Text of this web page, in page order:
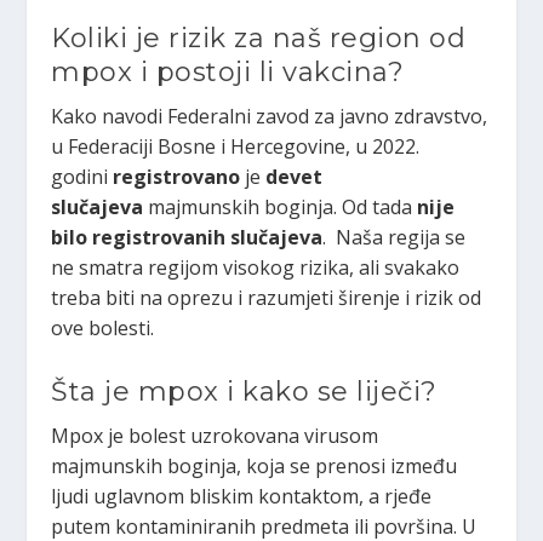
Koliki je rizik za naš region od
mpox i postoji li vakcina?
Kako navodi Federalni zavod za javno zdravstvo,
u Federaciji Bosne i Hercegovine, u 2022.
godini registrovano je devet
slučajeva majmunskih boginja. Od tada nije
bilo registrovanih slučajeva. Naša regija se
ne smatra regijom visokog rizika, ali svakako
treba biti na oprezu i razumjeti širenje i rizik od
ove bolesti.
Šta je mpox i kako se liječi?
Mpox je bolest uzrokovana virusom
majmunskih boginja, koja se prenosi između
ljudi uglavnom bliskim kontaktom, a rjeđe
putem kontaminiranih predmeta ili površina. U